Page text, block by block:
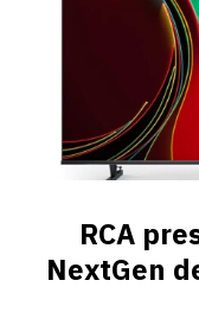
RCA
NextGen